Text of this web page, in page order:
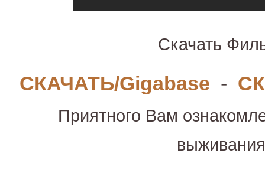
Скачать
СКАЧАТЬ/Gigabase -
Приятного Вам
выживания